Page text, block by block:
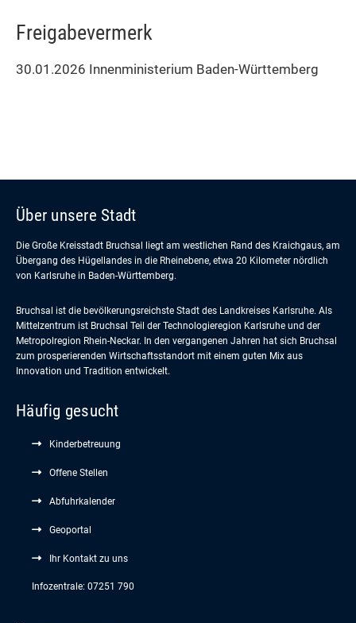
Freigabevermerk
30.01.2026 Innenministerium Baden-Württemberg
Über unsere Stadt
Die Große Kreisstadt Bruchsal liegt am westlichen Rand des Kraichgaus, am
Übergang des Hügellandes in die Rheinebene, etwa 20 Kilometer nördlich
von Karlsruhe in Baden-Württemberg.
Bruchsal ist die bevölkerungsreichste Stadt des Landkreises Karlsruhe. Als
Mittelzentrum ist Bruchsal Teil der Technologieregion Karlsruhe und der
Metropolregion Rhein-Neckar. In den vergangenen Jahren hat sich Bruchsal
zum prosperierenden Wirtschaftsstandort mit einem guten Mix aus
Innovation und Tradition entwickelt.
Häufig gesucht
Kinderbetreuung
Offene Stellen
Abfuhrkalender
Geoportal
Ihr Kontakt zu uns
Infozentrale: 07251 790